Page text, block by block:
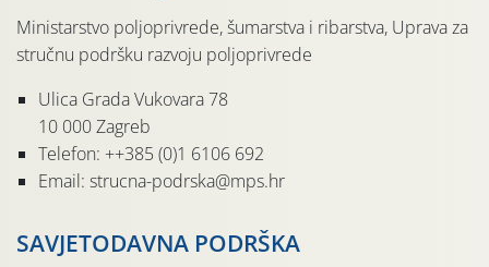
Ministarstvo poljoprivrede, šumarstva i ribarstva, Uprava za
stručnu podršku razvoju poljoprivrede
Ulica Grada Vukovara 78
10 000 Zagreb
Telefon: ++385 (0)1 6106 692
Email: strucna-podrska@mps.hr
SAVJETODAVNA PODRŠKA